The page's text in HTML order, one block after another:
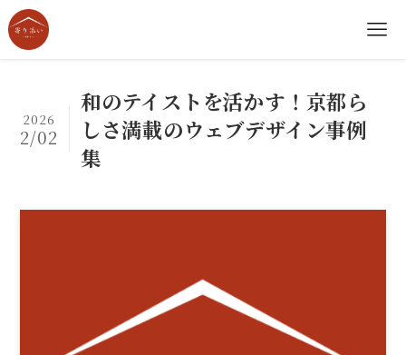
和のテイストを活かす！京都ら
しさ満載のウェブデザイン事例
集
2026
2/02